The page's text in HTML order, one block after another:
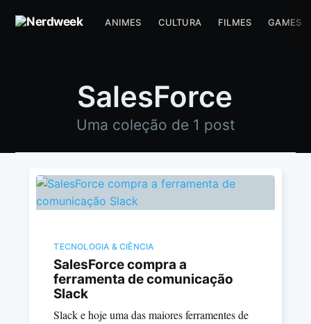
ANIMES CULTURA FILMES GAMES
SalesForce
Uma coleção de 1 post
TECNOLOGIA & CIÊNCIA
SalesForce compra a
ferramenta de comunicação
Slack
Slack e hoje uma das maiores ferramentes de